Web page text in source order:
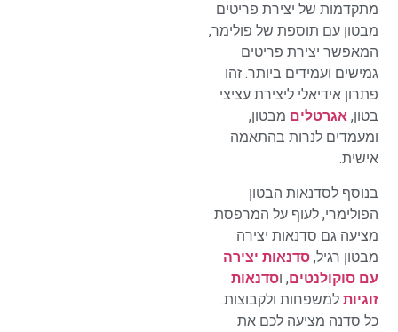
מתקדמות של יצירת פריטים
מבטון עם תוספת של פולימר,
המאפשר יצירת פריטים
גמישים ועמידים ביותר. זהו
פתרון אידיאלי ליצירת עציצי
בטון,אגרטלים מבטון,
ומעמדים לנרות בהתאמה
אישית.
בנוסף לסדנאות הבטון
הפולימרי, לעוף על המרפסת
מציעה גם סדנאות יצירה
מבטון רגיל,סדנאות יצירה
עם סוקולנטים, וסדנאות
זוגיות למשפחות ולקבוצות.
כל סדנה מציעה לכם את